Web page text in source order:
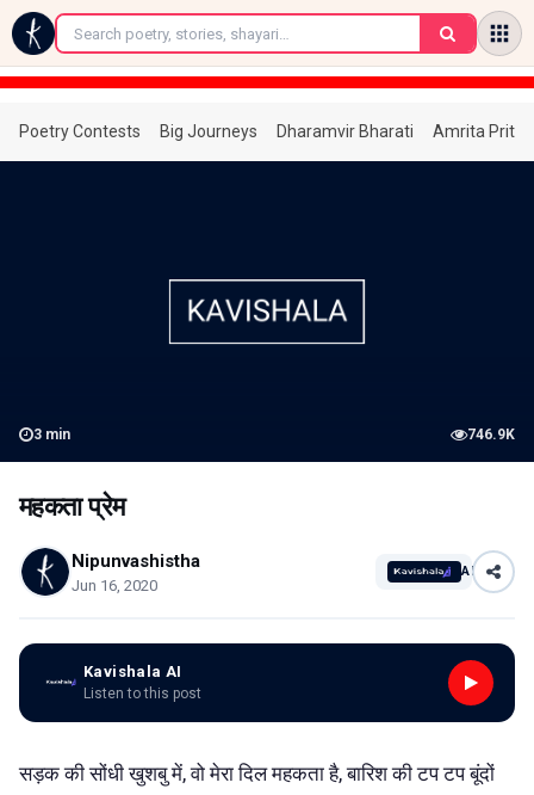
←
Poetry Contests Big Journeys Dharamvir Bharati Amrita
3 min 746.9K
महकता प्रेम
Nipunvashistha
Jun 16, 2020
AI
Kavishala AI
Listen to this post
सड़क की सोंधी खुशबु में, वो मेरा दिल महकता है, बारिश की टप टप बूंदों